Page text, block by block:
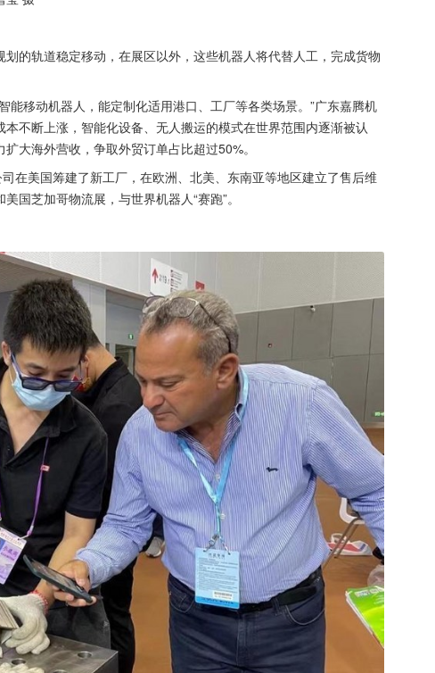
的轨道稳定移动，在展区以外，这些机器人将代替人工，完成货物
能移动机器人，能定制化适用港口、工厂等各类场景。”广东嘉腾机
不断上涨，智能化设备、无人搬运的模式在世界范围内逐渐被认
大海外营收，争取外贸订单占比超过50%。
在美国筹建了新工厂，在欧洲、北美、东南亚等地区建立了售后维
国芝加哥物流展，与世界机器人“赛跑”。